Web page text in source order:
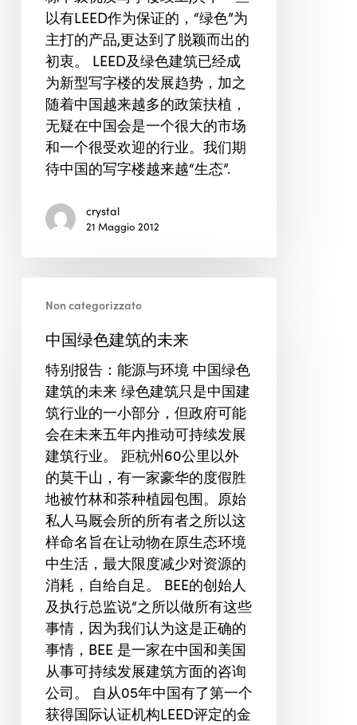
以有LEED作为保证的，“绿色”为
主打的产品,更达到了脱颖而出的
初衷。 LEED及绿色建筑已经成
为新型写字楼的发展趋势，加之
随着中国越来越多的政策扶植，
无疑在中国会是一个很大的市场
和一个很受欢迎的行业。我们期
待中国的写字楼越来越“生态”.
crystal
21 Maggio 2012
Non categorizzato
中国绿色建筑的未来
特别报告：能源与环境 中国绿色
建筑的未来 绿色建筑只是中国建
筑行业的一小部分，但政府可能
会在未来五年内推动可持续发展
建筑行业。 距杭州60公里以外
的莫干山，有一家豪华的度假胜
地被竹林和茶种植园包围。原始
私人马厩会所的所有者之所以这
样命名旨在让动物在原生态环境
中生活，最大限度减少对资源的
消耗，自给自足。 BEE的创始人
及执行总监说“之所以做所有这些
事情，因为我们认为这是正确的
事情，BEE 是一家在中国和美国
从事可持续发展建筑方面的咨询
公司。 自从05年中国有了第一个
获得国际认证机构LEED评定的金